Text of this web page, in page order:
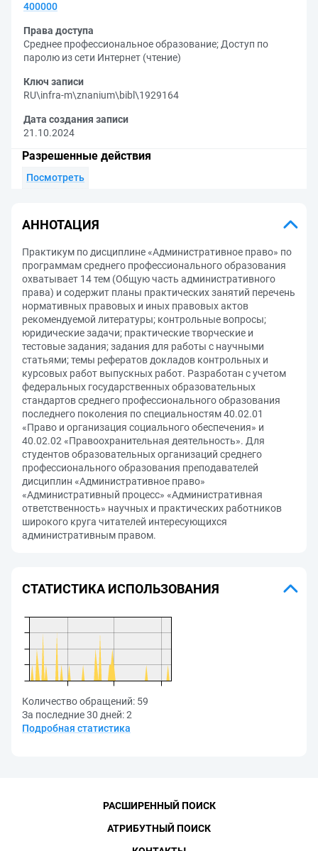
400000
Права доступа
Среднее профессиональное образование; Доступ по
паролю из сети Интернет (чтение)
Ключ записи
RU\infra-m\znanium\bibl\1929164
Дата создания записи
21.10.2024
Разрешенные действия
Посмотреть
АННОТАЦИЯ
Практикум по дисциплине «Административное право» по
программам среднего профессионального образования
охватывает 14 тем (Общую часть административного
права) и содержит планы практических занятий перечень
нормативных правовых и иных правовых актов
рекомендуемой литературы; контрольные вопросы;
юридические задачи; практические творческие и
тестовые задания; задания для работы с научными
статьями; темы рефератов докладов контрольных и
курсовых работ выпускных работ. Разработан с учетом
федеральных государственных образовательных
стандартов среднего профессионального образования
последнего поколения по специальностям 40.02.01
«Право и организация социального обеспечения» и
40.02.02 «Правоохранительная деятельность». Для
студентов образовательных организаций среднего
профессионального образования преподавателей
дисциплин «Административное право»
«Административный процесс» «Административная
ответственность» научных и практических работников
широкого круга читателей интересующихся
административным правом.
СТАТИСТИКА ИСПОЛЬЗОВАНИЯ
Количество обращений: 59
За последние 30 дней:2
Подробная статистика
РАСШИРЕННЫЙ ПОИСК
АТРИБУТНЫЙ ПОИСК